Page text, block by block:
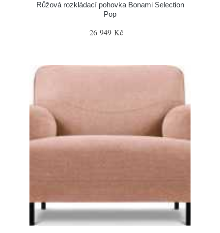
Růžová rozkládací pohovka Bonami Selection
Pop
26 949 Kč